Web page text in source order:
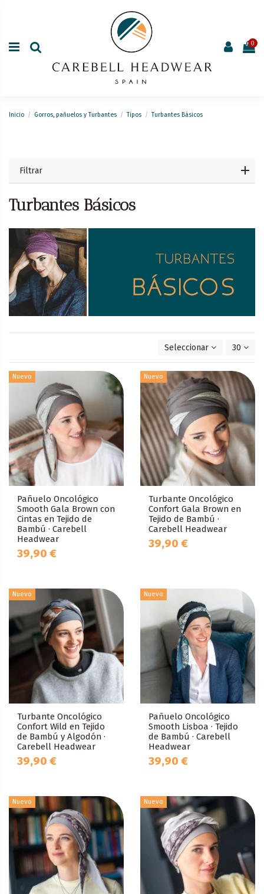
0
Inicio Gorros, pañuelos y Turbantes Tipos Turbantes Básicos
Turbantes Básicos
Seleccionar 30
Nuevo
Pañuelo Oncológico
Smooth Gala Brown con
Cintas en Tejido de
Bambú · Carebell
Headwear
39,90 €
Nuevo
Turbante Oncológico
Confort Gala Brown en
Tejido de Bambú ·
Carebell Headwear
39,90 €
Nuevo
Turbante Oncológico
Confort Wild en Tejido
de Bambú y Algodón ·
Carebell Headwear
39,90 €
Nuevo
Pañuelo Oncológico
Smooth Lisboa · Tejido
de Bambú · Carebell
Headwear
39,90 €
Nuevo Nuevo
Filtrar